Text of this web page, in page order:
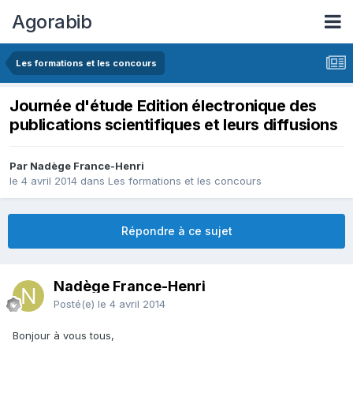
Agorabib
Les formations et les concours
Journée d'étude Edition électronique des
publications scientifiques et leurs diffusions
Par Nadège France-Henri
le 4 avril 2014 dans Les formations et les concours
Répondre à ce sujet
Nadège France-Henri
Posté(e) le 4 avril 2014
Bonjour à vous tous,